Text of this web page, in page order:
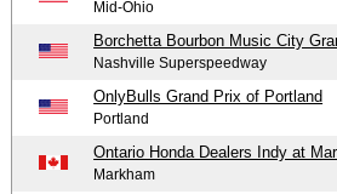
Mid-Ohio
Borchetta Bourbon Music City
Nashville Superspeedway
OnlyBulls Grand Prix of Portland
Portland
Ontario Honda Dealers Indy at
Markham